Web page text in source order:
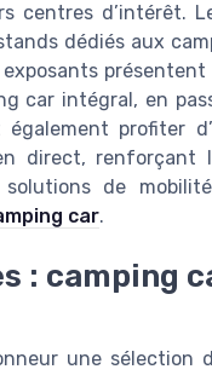
centres d’intérêt.
dédiés aux
car intégral, en
profiter
direct, renforçant
de
car.
: camping
une sélection